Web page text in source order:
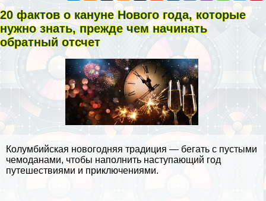
20 фактов о кануне Нового года, которые
нужно знать, прежде чем начинать
обратный отсчет
Колумбийская новогодняя традиция — бегать с пустыми
чемоданами, чтобы наполнить наступающий год
путешествиями и приключениями.